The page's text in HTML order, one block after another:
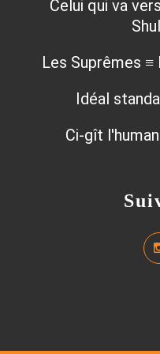
Celui qui va
Les Suprêmes
Idéal
Ci-gît